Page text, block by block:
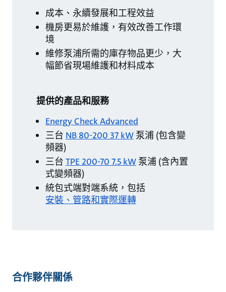
成本、永續發展和工程效益
機房更易於維護，有效改善工作環
境
維修泵浦所需的庫存物品更少，大
幅節省現場維護和材料成本
提供的產品和服務
Energy Check Advanced
三台 NB 80-200 37 kW 泵浦 (包含變
頻器)
三台 TPE 200-70 7.5 kW 泵浦 (含內置
式變頻器)
統包式端對端系統，包括
安裝、管路和實際運轉
合作夥伴關係